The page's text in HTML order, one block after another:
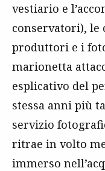
vestiario e
conservatori), le
produttori e i
marionetta
esplicativo del
stessa anni più
servizio
ritrae in volto
immerso